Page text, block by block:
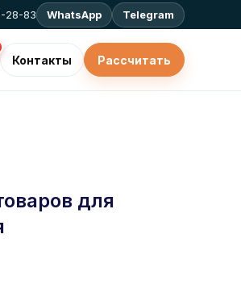
28-83 WhatsApp Telegram
Контакты Рассчитать
для